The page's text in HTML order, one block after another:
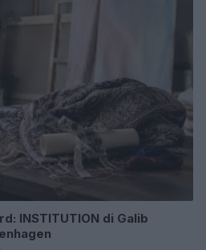
INSTITUTION di Galib